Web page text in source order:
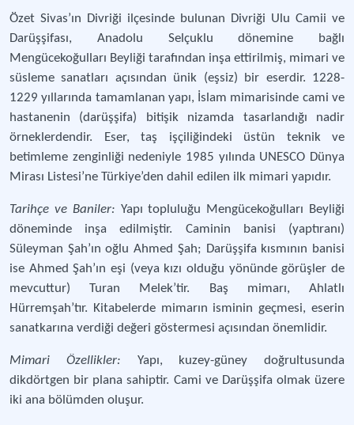
Özet Sivas’ın Divriği ilçesinde bulunan Divriği Ulu Camii ve
Darüşşifası, Anadolu Selçuklu dönemine bağlı
Mengücekoğulları Beyliği tarafından inşa ettirilmiş, mimari ve
süsleme sanatları açısından ünik (eşsiz) bir eserdir. 1228-
1229 yıllarında tamamlanan yapı, İslam mimarisinde cami ve
hastanenin (darüşşifa) bitişik nizamda tasarlandığı nadir
örneklerdendir. Eser, taş işçiliğindeki üstün teknik ve
betimleme zenginliği nedeniyle 1985 yılında UNESCO Dünya
Mirası Listesi’ne Türkiye’den dahil edilen ilk mimari yapıdır.
Tarihçe ve Baniler: Yapı topluluğu Mengücekoğulları Beyliği
döneminde inşa edilmiştir. Caminin banisi (yaptıranı)
Süleyman Şah’ın oğlu Ahmed Şah; Darüşşifa kısmının banisi
ise Ahmed Şah’ın eşi (veya kızı olduğu yönünde görüşler de
mevcuttur) Turan Melek’tir. Baş mimarı, Ahlatlı
Hürremşah’tır. Kitabelerde mimarın isminin geçmesi, eserin
sanatkarına verdiği değeri göstermesi açısından önemlidir.
Mimari Özellikler: Yapı, kuzey-güney doğrultusunda
dikdörtgen bir plana sahiptir. Cami ve Darüşşifa olmak üzere
iki ana bölümden oluşur.